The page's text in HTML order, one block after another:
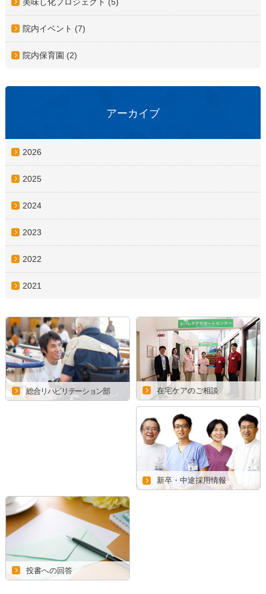
院内イベント (7)
院内保育園 (2)
アーカイブ
2026
2025
2024
2023
2022
2021
総合リハビリテーション部 在宅ケアのご相談
新卒・中途採用情報
投書への回答